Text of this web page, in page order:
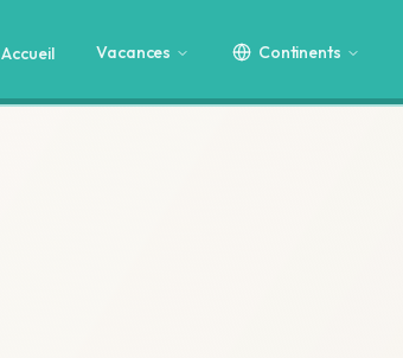
Accueil Vacances Continents